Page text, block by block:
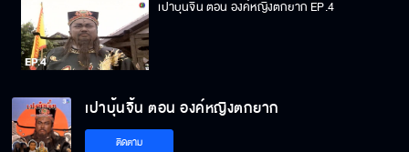
เปาบุ้นจิ้น ตอน องค์หญิงตกยาก EP.4
เปาบุ้นจิ้น ตอน องค์หญิงตกยาก
ติดตาม